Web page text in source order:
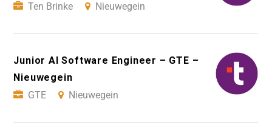
Ten Brinke
Nieuwegein
Junior AI Software Engineer – GTE –
Nieuwegein
GTE
Nieuwegein